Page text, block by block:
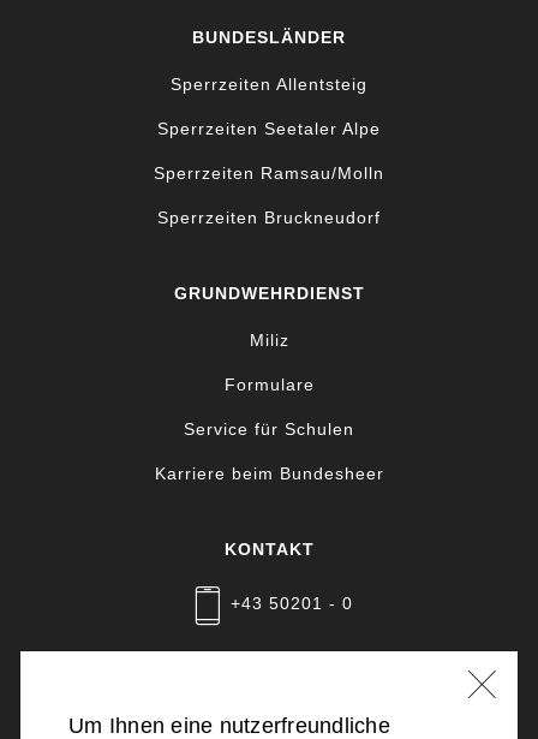
BUNDESLÄNDER
Sperrzeiten Allentsteig
Sperrzeiten Seetaler Alpe
Sperrzeiten Ramsau/Molln
Sperrzeiten Bruckneudorf
GRUNDWEHRDIENST
Miliz
Formulare
Service für Schulen
Karriere beim Bundesheer
KONTAKT
+43 50201 - 0
Um Ihnen eine nutzerfreundliche